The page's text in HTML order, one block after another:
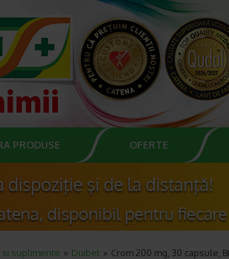
PRODUSE OFERTE
si suplimente Diabet Crom 200 mg, 30 capsule,